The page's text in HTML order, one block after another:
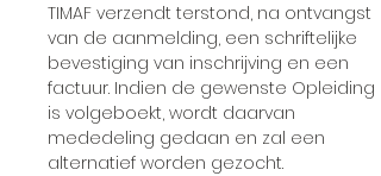
TIMAF verzendt terstond, na ontvangst
van de aanmelding, een schriftelijke
bevestiging van inschrijving en een
factuur. Indien de gewenste Opleiding
is volgeboekt, wordt daarvan
mededeling gedaan en zal een
alternatief worden gezocht.